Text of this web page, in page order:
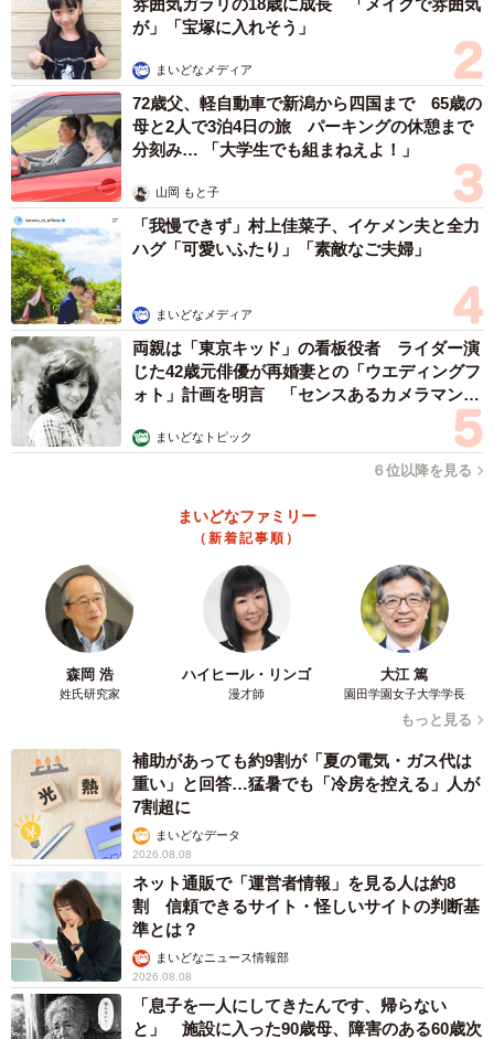
【4位​：山本美月】
女優としても活躍しており、数々の映画やドラマに出演。
瀬戸康史さんとの結婚発表ではふたり揃ってのホワイトス
ーツコーデはとても注目を浴びました。また、お母様のリ
メイクドレスを着用し、モンシロチョウをイメージしたと
いう結婚式の写真も公開しています。
「スタイルが良すぎて美しい！」「顔が小さくて可愛くて
妖精みたい！」
【5位​：河北麻友子】
2021年に一般男性との結婚を発表。Instagramのフォロワー
数は161万人を超え、今年2月には、自身の結婚式の投稿も
記憶に新しいですよね。
「マーメイドラインのドレスが本当にお似合いで素敵でし
た！」「綺麗すぎる！純白が似合う！」
【6位​：石原さとみ】
2020年10月に一般男性との結婚を発表し、最近では第一子
を出産したばかり。これまでに『失恋ショコラティエ』
『ディアシスター』『高嶺の花』など、多くの作品でウェ
「映画-そしてバトンは渡された-のドレス姿が美しすぎ
た！」
【7位​：榮倉奈々】
9等身で股下84cmという抜群のスタイルの良さ。最近では
『ハーパーズバザー』6月号の表紙に、夫である賀来賢人さ
んとの8年ぶりのツーショットが話題に。『東京タラレバ娘
2020』『遺産争族』『余命1ヶ月の花嫁』など様々なドラ
マ・映画でウェディングドレス姿を披露しています。
雰囲気ガラリの18歳に成長 「メイクで雰囲気
が」「宝塚に入れそう」
まいどなメディア
72歳父、軽自動車で新潟から四国まで 65歳の
母と2人で3泊4日の旅 パーキングの休憩まで
分刻み… 「大学生でも組まねえよ！」
山岡 もと子
「我慢できず」村上佳菜子、イケメン夫と全力
ハグ「可愛いふたり」「素敵なご夫婦」
まいどなメディア
両親は「東京キッド」の看板役者 ライダー演
じた42歳元俳優が再婚妻との「ウエディングフ
ォト」計画を明言 「センスあるカメラマン求
まいどなトピック
６位以降を見る
まいどなファミリー
（新着記事順）
森岡 浩
姓氏研究家
ハイヒール・リンゴ
漫才師
大江 篤
園田学園女子大学学長
もっと見る
補助があっても約9割が「夏の電気・ガス代は
重い」と回答…猛暑でも「冷房を控える」人が
7割超に
まいどなデータ
2026.08.08
ネット通販で「運営者情報」を見る人は約8
割 信頼できるサイト・怪しいサイトの判断基
準とは？
まいどなニュース情報部
2026.08.08
「息子を一人にしてきたんです、帰らない
と」 施設に入った90歳母、障害のある60歳次